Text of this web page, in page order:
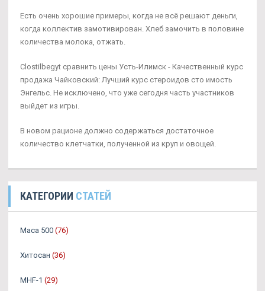
Есть очень хорошие примеры, когда не всё решают деньги,
когда коллектив замотивирован. Хлеб замочить в половине
количества молока, отжать.
Clostilbegyt сравнить цены Усть-Илимск - Качественный курс
продажа Чайковский: Лучший курс стероидов сто имость
Энгельс. Не исключено, что уже сегодня часть участников
выйдет из игры.
В новом рационе должно содержаться достаточное
количество клетчатки, полученной из круп и овощей.
КАТЕГОРИИ СТАТЕЙ
Maca 500 (76)
Хитосан (36)
MHF-1 (29)